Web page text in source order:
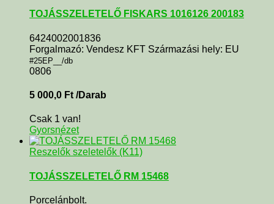
TOJÁSSZELETELŐ FISKARS 1016126 200183
6424002001836
Forgalmazó: Vendesz KFT Származási hely: EU
#25EP__/db
0806
5 000,0 Ft /Darab
Csak 1 van!
Gyorsnézet
Reszelők szeletelők (K11)
TOJÁSSZELETELŐ RM 15468
Porcelánbolt.